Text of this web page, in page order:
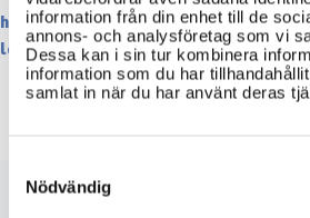
information från din enhet till de
annons- och analysföretag som vi
Dessa kan i sin tur kombinera
information som du har
samlat in när du har använt deras
Selection
Nödvändig
https://www.lantmateriet.se/sv/om-
lantmateriet/Sjalvservice/mina-sidor/